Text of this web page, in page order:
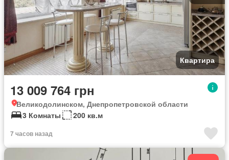
Квартира
13 009 764 грн
Великодолинском, Днепропетровской области
3 Комнаты
200 кв.м
7 часов назад